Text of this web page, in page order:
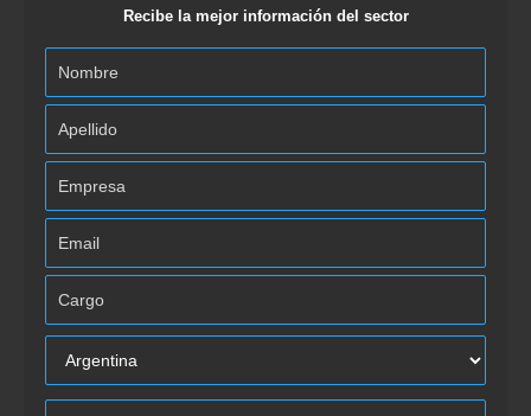
Recibe la mejor información del sector